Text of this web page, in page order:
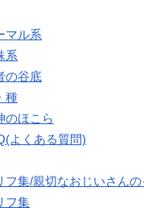
マル系
系
の谷底
種
のほこら
よくある質問)
フ集/親切なおじいさん
フ集